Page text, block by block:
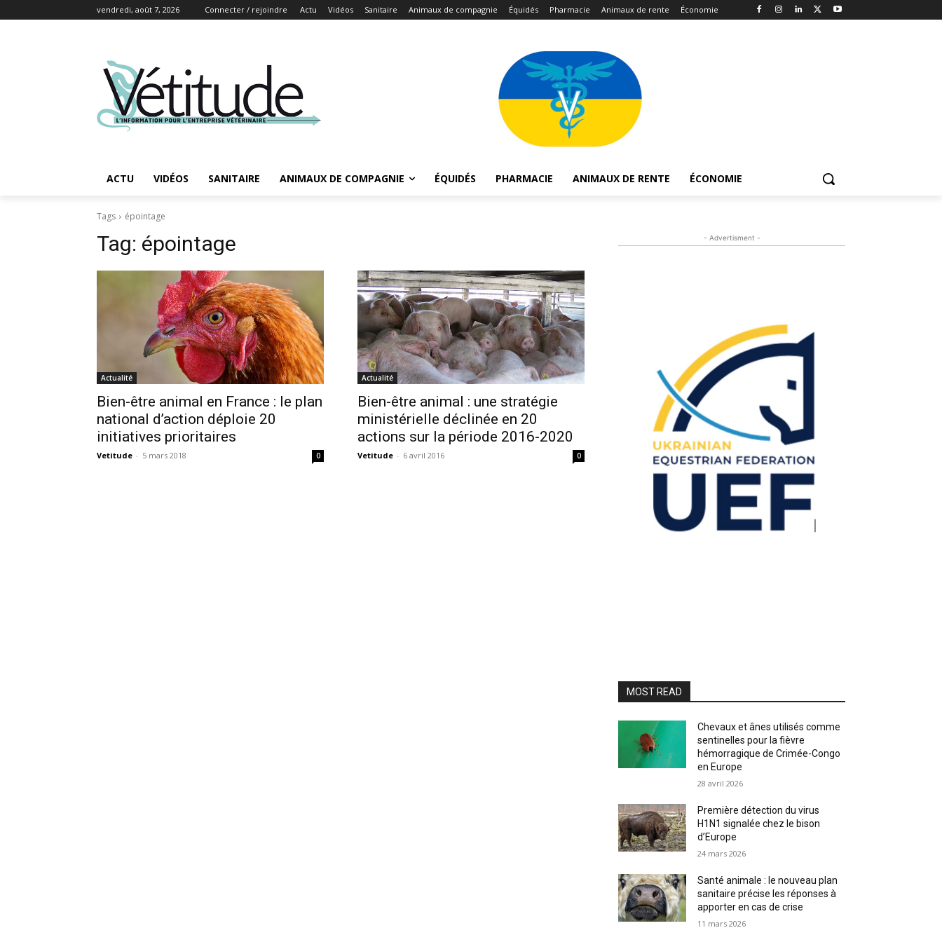
vendredi, août 7, 2026 Connecter / rejoindre Actu Vidéos Sanitaire Animaux de compagnie Équidés Pharmacie Animaux de rente Économie
ACTU VIDÉOS SANITAIRE ANIMAUX DE COMPAGNIE ÉQUIDÉS PHARMACIE ANIMAUX DE RENTE ÉCONOMIE
Tags épointage
Tag: épointage
Actualité
Bien-être animal en France : le plan
national d’action déploie 20
initiatives prioritaires
Vetitude - 5 mars 2018 0
Actualité
Bien-être animal : une stratégie
ministérielle déclinée en 20
actions sur la période 2016-2020
Vetitude - 6 avril 2016 0
- Advertisment -
MOST READ
Chevaux et ânes utilisés comme
sentinelles pour la fièvre
hémorragique de Crimée-Congo
en Europe
28 avril 2026
Première détection du virus
H1N1 signalée chez le bison
d’Europe
24 mars 2026
Santé animale : le nouveau plan
sanitaire précise les réponses à
apporter en cas de crise
11 mars 2026